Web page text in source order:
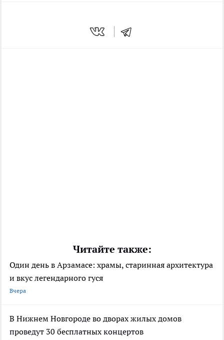
Читайте также:
Один день в Арзамасе: храмы, старинная архитектура
и вкус легендарного гуся
Вчера
В Нижнем Новгороде во дворах жилых домов
проведут 30 бесплатных концертов